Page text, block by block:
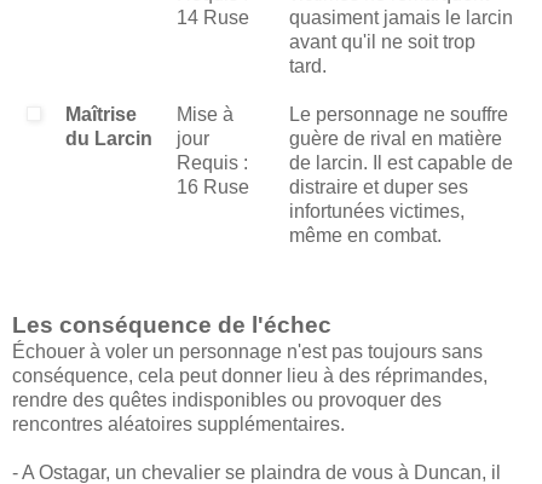
14 Ruse
quasiment jamais le larcin
avant qu'il ne soit trop
tard.
Maîtrise
du Larcin
Mise à
jour
Requis :
16 Ruse
Le personnage ne souffre
guère de rival en matière
de larcin. Il est capable de
distraire et duper ses
infortunées victimes,
même en combat.
Les conséquence de l'échec
Échouer à voler un personnage n'est pas toujours sans
conséquence, cela peut donner lieu à des réprimandes,
rendre des quêtes indisponibles ou provoquer des
rencontres aléatoires supplémentaires.
- A Ostagar, un chevalier se plaindra de vous à Duncan, il